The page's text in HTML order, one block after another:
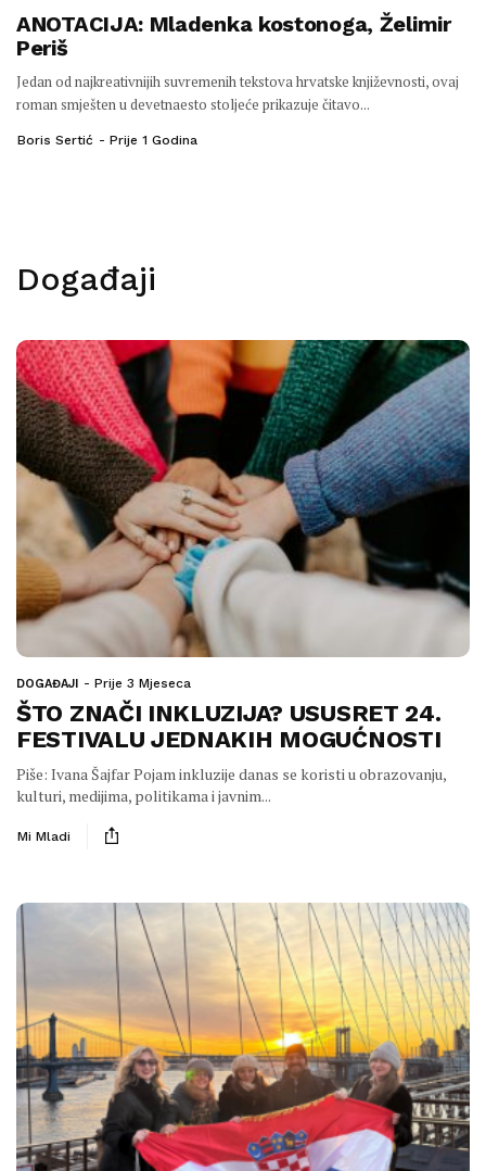
ANOTACIJA: Mladenka kostonoga, Želimir
Periš
Jedan od najkreativnijih suvremenih tekstova hrvatske književnosti, ovaj
roman smješten u devetnaesto stoljeće prikazuje čitavo...
Boris Sertić Prije 1 Godina
Događaji
DOGAĐAJI Prije 3 Mjeseca
ŠTO ZNAČI INKLUZIJA? USUSRET 24.
FESTIVALU JEDNAKIH MOGUĆNOSTI
Piše: Ivana Šajfar Pojam inkluzije danas se koristi u obrazovanju,
kulturi, medijima, politikama i javnim...
Mi Mladi